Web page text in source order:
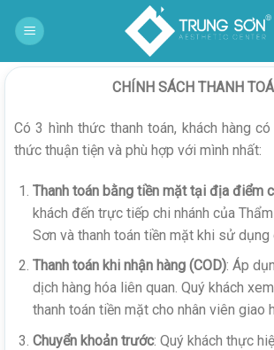
qua
dung
CHÍNH SÁCH THANH
Có 3 hình thức thanh toán, khách hàng
thức thuận tiện và phù hợp với mình nhất:
Thanh toán bằng tiền mặt tại địa điểm
khách đến trực tiếp chi nhánh của
Sơn và thanh toán tiền mặt khi sử dụng
Thanh toán khi nhận hàng (COD): Áp
dịch hàng hóa liên quan. Quý khách
thanh toán tiền mặt cho nhân viên giao
Chuyển khoản trước: Quý khách thực